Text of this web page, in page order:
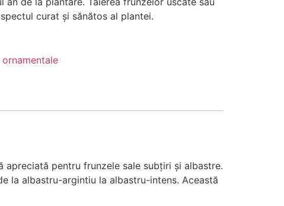
curat și sănătos al plantei.
apreciată pentru frunzele sale subțiri și albastre.
la albastru-argintiu la albastru-intens. Această